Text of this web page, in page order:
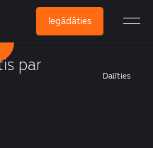
Iegādāties
par
Dalīties